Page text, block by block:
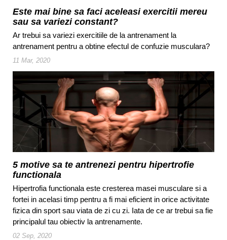
Este mai bine sa faci aceleasi exercitii mereu
sau sa variezi constant?
Ar trebui sa variezi exercitiile de la antrenament la
antrenament pentru a obtine efectul de confuzie musculara?
11 Mar, 2020
5 motive sa te antrenezi pentru hipertrofie
functionala
Hipertrofia functionala este cresterea masei musculare si a
fortei in acelasi timp pentru a fi mai eficient in orice activitate
fizica din sport sau viata de zi cu zi. Iata de ce ar trebui sa fie
principalul tau obiectiv la antrenamente.
02 Sep, 2020